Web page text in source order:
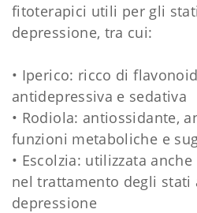
fitoterapici utili per gli
depressione, tra cui:
• Iperico: ricco di
antidepressiva e sedativa
• Rodiola: antiossidante,
funzioni metaboliche e
• Escolzia: utilizzata
nel trattamento degli stati
depressione